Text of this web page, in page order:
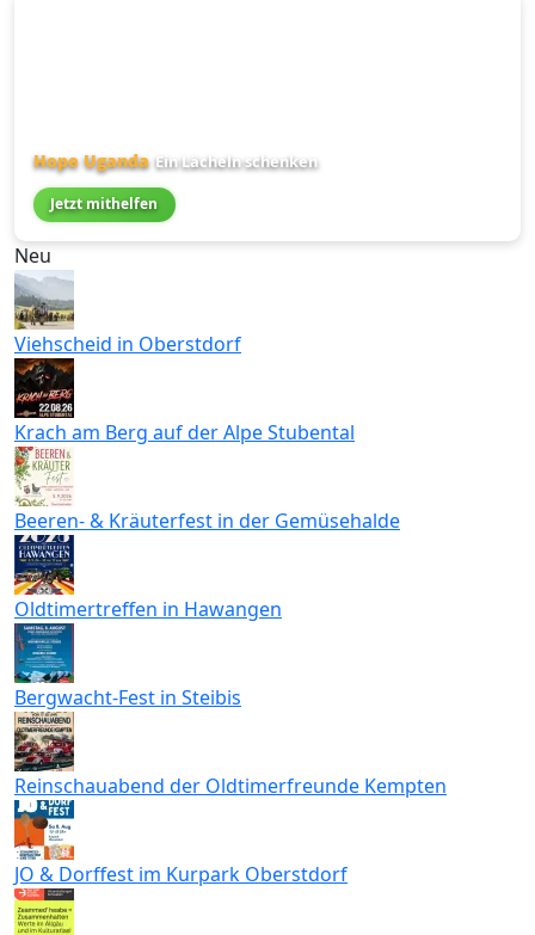
Hope Uganda Ein Lächeln schenken
Jetzt mithelfen
Neu
Viehscheid in Oberstdorf
Krach am Berg auf der Alpe Stubental
Beeren- & Kräuterfest in der Gemüsehalde
Oldtimertreffen in Hawangen
Bergwacht-Fest in Steibis
Reinschauabend der Oldtimerfreunde Kempten
JO & Dorffest im Kurpark Oberstdorf